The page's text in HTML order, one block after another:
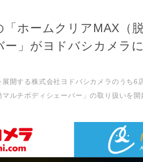
ホームクリアMAX（
」がヨドバシカメラに
開する株式会社ヨドバシカメラのうち6
ルチボディシェーバー」の取り扱いを開